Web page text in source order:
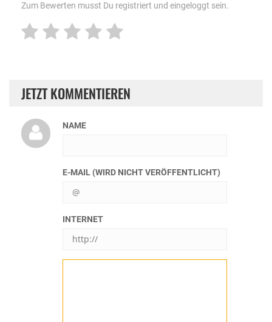
Zum Bewerten musst Du registriert und eingeloggt sein.
JETZT KOMMENTIEREN
NAME
E-MAIL (WIRD NICHT VERÖFFENTLICHT)
INTERNET